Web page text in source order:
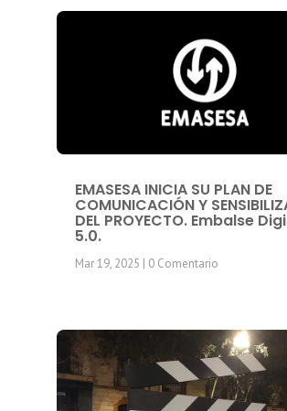
EMASESA INICIA SU PLAN DE
COMUNICACIÓN Y
DEL PROYECTO. Embalse
5.0.
Mar 19, 2025 | 0 Comentario